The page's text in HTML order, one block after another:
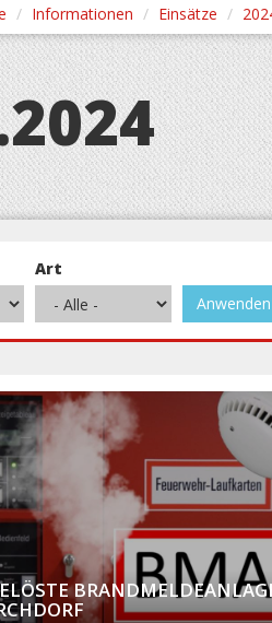
Informationen Einsätze
Art
Anwenden